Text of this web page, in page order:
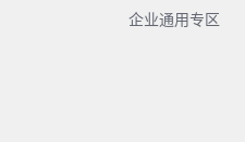
企业通用专区